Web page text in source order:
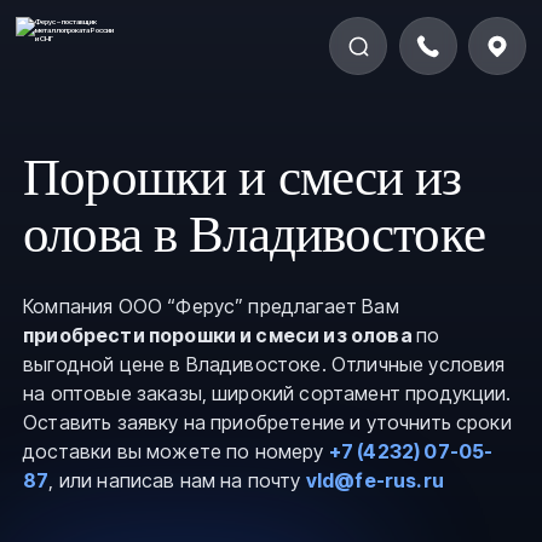
Порошки и смеси из
олова в Владивостоке
Компания ООО “Ферус” предлагает Вам
приобрести порошки и смеси из олова по
выгодной цене в Владивостоке. Отличные условия
на оптовые заказы, широкий сортамент продукции.
Оставить заявку на приобретение и уточнить сроки
доставки вы можете по номеру +7 (4232) 07-05-
87, или написав нам на почту vld@fe-rus.ru